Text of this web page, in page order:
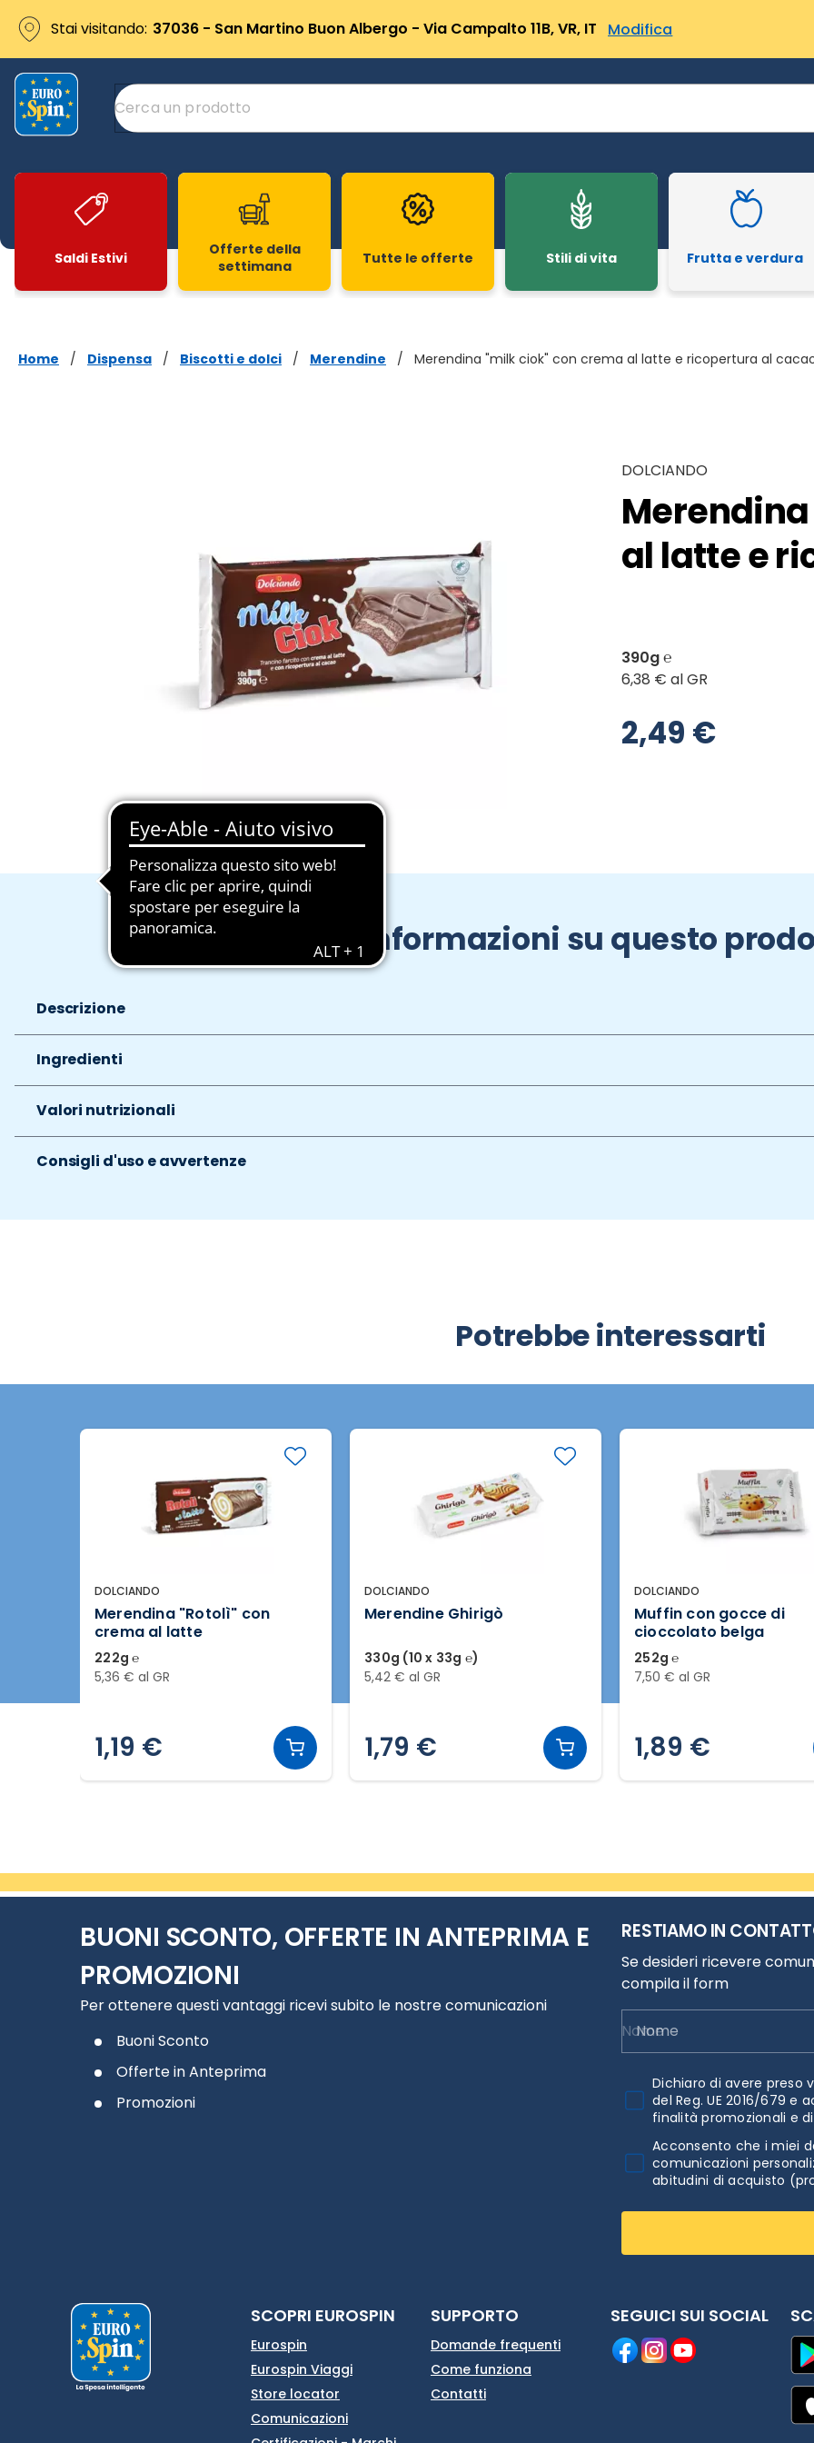
Stai visitando: 37036 - San Martino Buon Albergo - Via Campalto 11B, VR, IT Modifica
Saldi Estivi
Offerte della
settimana
Tutte le offerte Stili di vita Frutta e verdura
Home / Dispensa / Biscotti e dolci / Merendine / Merendina "milk ciok" con crema al latte e ricopertura al
DOLCIANDO
al latte e
390g ℮
6,38 € al GR
2,49 €
Informazioni su questo
Descrizione
Ingredienti
Valori nutrizionali
Consigli d'uso e avvertenze
Potrebbe interessarti
DOLCIANDO
Merendina "Rotolì" con
crema al latte
222g ℮
5,36 € al GR
1,19 €
DOLCIANDO
Merendine Ghirigò
330g (10 x 33g ℮)
5,42 € al GR
1,79 €
DOLCIANDO
Muffin con gocce di
cioccolato belga
252g ℮
7,50 € al GR
1,89 €
BUONI SCONTO, OFFERTE IN ANTEPRIMA E
PROMOZIONI
Per ottenere questi vantaggi ricevi subito le nostre comunicazioni
Buoni Sconto
Offerte in Anteprima
Promozioni
RESTIAMO IN
Se desideri ricevere
compila il form
Nome
Dichiaro di avere preso
del Reg. UE 2016/679
finalità promozionali e
Acconsento che i miei
comunicazioni
abitudini di acquisto
SCOPRI EUROSPIN
Eurospin
Eurospin Viaggi
Store locator
Comunicazioni
SUPPORTO
Domande frequenti
Come funziona
Contatti
SEGUICI SUI SOCIAL